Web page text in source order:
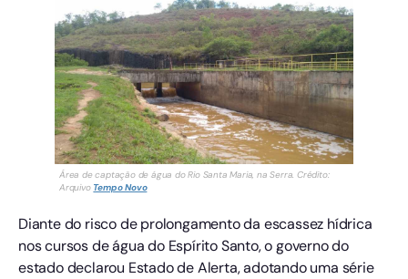
Área de captação de água do Rio Santa Maria, na Serra. Crédito:
Arquivo Tempo Novo
Diante do risco de prolongamento da escassez hídrica
nos cursos de água do Espírito Santo, o governo do
estado declarou Estado de Alerta, adotando uma série